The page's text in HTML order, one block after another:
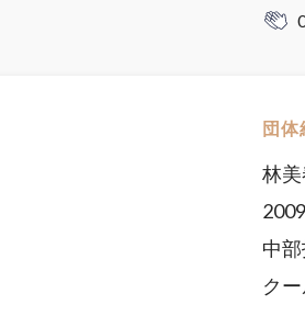
団体
林
中
ク